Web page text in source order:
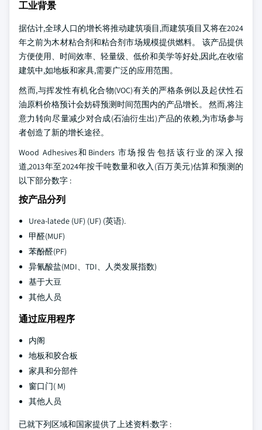
工业背景
据估计,全球人口的增长将推动建筑项目,而建筑项目又将在2024
年之前为木材粘合剂和粘合剂市场规模提供燃料。 该产品提供
方便使用、时间效率、轻量级、低价和美学等好处,因此,在收缩
建筑中,如地板和家具,需要广泛的应用范围。
然而,与挥发性有机化合物(VOC)有关的严格条例以及起伏性石
油原料价格预计会妨碍预测时间范围内的产品增长。 然而,将注
意力转向尽量减少对合成(石油衍生出)产品的依赖,为市场参与
者创造了新的增长途径。
Wood Adhesives和Binders 市场报告包括该行业的深入报
道,2013年至2024年按千吨数量和收入(百万美元)估算和预测的
以下部分数字 :
按产品分列
Urea-latede (UF) (UF) (英语).
甲醛(MUF)
苯酚醛(PF)
异氰酸盐(MDI、TDI、人类发展指数)
基于大豆
其他人员
通过应用程序
内阁
地板和胶合板
家具和分部件
窗口门( M)
其他人员
已就下列区域和国家提供了上述资料:数字 :